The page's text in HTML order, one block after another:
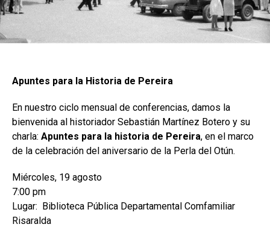
Apuntes para la Historia de Pereira
En nuestro ciclo mensual de conferencias, damos la
bienvenida al historiador Sebastián Martínez Botero y su
charla: Apuntes para la historia de Pereira, en el marco
de la celebración del aniversario de la Perla del Otún.
Miércoles, 19 agosto
7:00 pm
Lugar: Biblioteca Pública Departamental Comfamiliar
Risaralda